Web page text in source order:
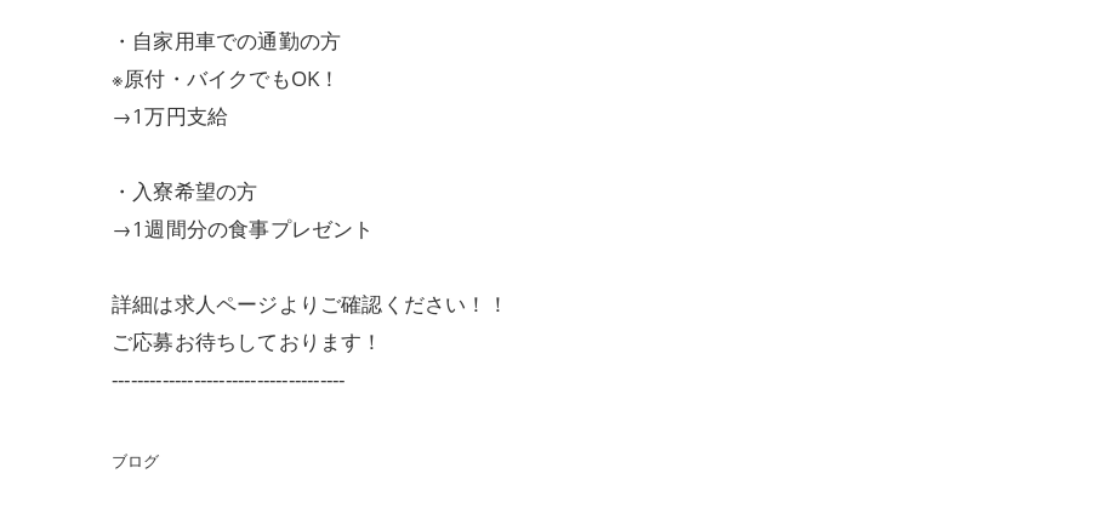
・自家用車での通勤の方
※原付・バイクでもOK！
→1万円支給
・入寮希望の方
→1週間分の食事プレゼント
詳細は求人ページよりご確認ください！！
ご応募お待ちしております！
-------------------------------------
ブログ